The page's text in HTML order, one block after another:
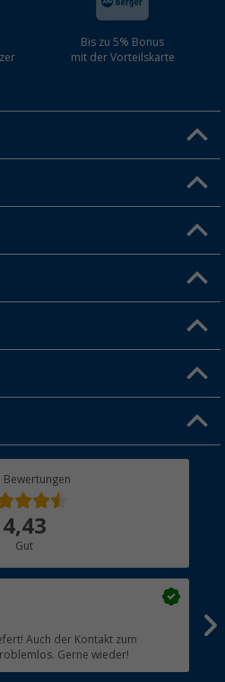
Bis zu 5% Bonus
mit der Vorteilskarte
Bewertungen
4,43
Gut
Auch der Kontakt zum
Gerne wieder!